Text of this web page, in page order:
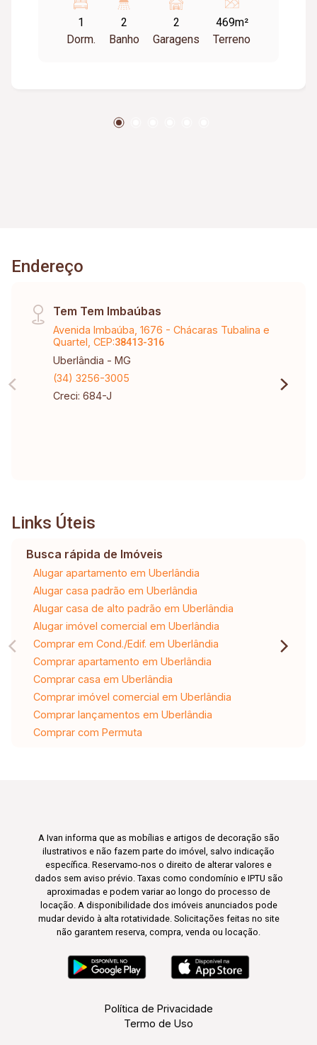
uma das avenidas comercial da região próximo
as principais avenidas de acesso rápido e BR.
Não perca esta oportunidade de locação,
1
Dorm.
2
Banho
2
Garagens
469m²
Terreno
Endereço
Tem Tem Imbaúbas
Avenida Imbaúba, 1676 - Chácaras Tubalina e
Quartel, CEP:38413-316
Uberlândia - MG
(34) 3256-3005
Creci: 684-J
Links Úteis
Busca rápida de Imóveis
Alugar apartamento em Uberlândia
Alugar casa padrão em Uberlândia
Alugar casa de alto padrão em Uberlândia
Alugar imóvel comercial em Uberlândia
Comprar em Cond./Edif. em Uberlândia
Comprar apartamento em Uberlândia
Comprar casa em Uberlândia
Comprar imóvel comercial em Uberlândia
Comprar lançamentos em Uberlândia
Comprar com Permuta
A Ivan informa que as mobílias e artigos de decoração são
ilustrativos e não fazem parte do imóvel, salvo indicação
específica. Reservamo-nos o direito de alterar valores e
dados sem aviso prévio. Taxas como condomínio e IPTU são
aproximadas e podem variar ao longo do processo de
locação. A disponibilidade dos imóveis anunciados pode
mudar devido à alta rotatividade. Solicitações feitas no site
não garantem reserva, compra, venda ou locação.
Política de Privacidade
Termo de Uso